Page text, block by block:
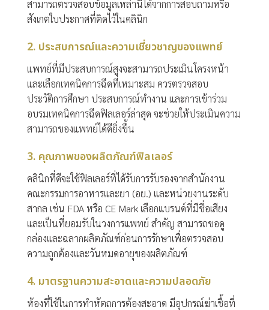
สามารถตรวจสอบข้อมูลเหล่านี้ได้จากการสอบถามหรือ
สังเกตใบประกาศที่ติดไว้ในคลินิก
2. ประสบการณ์และความเชี่ยวชาญของแพทย์
แพทย์ที่มีประสบการณ์สูงจะสามารถประเมินโครงหน้า
และเลือกเทคนิคการฉีดที่เหมาะสม ควรตรวจสอบ
ประวัติการศึกษา ประสบการณ์ทำงาน และการเข้าร่วม
อบรมเทคนิคการฉีดฟิลเลอร์ล่าสุด จะช่วยให้ประเมินความ
สามารถของแพทย์ได้ดียิ่งขึ้น
3. คุณภาพของผลิตภัณฑ์ฟิลเลอร์
คลินิกที่ดีจะใช้ฟิลเลอร์ที่ได้รับการรับรองจากสำนักงาน
คณะกรรมการอาหารและยา (อย.) และหน่วยงานระดับ
สากล เช่น FDA หรือ CE Mark เลือกแบรนด์ที่มีชื่อเสียง
และเป็นที่ยอมรับในวงการแพทย์ สำคัญ สามารถขอดู
กล่องและฉลากผลิตภัณฑ์ก่อนการรักษาเพื่อตรวจสอบ
ความถูกต้องและวันหมดอายุของผลิตภัณฑ์
4. มาตรฐานความสะอาดและความปลอดภัย
ห้องที่ใช้ในการทำหัตถการต้องสะอาด มีอุปกรณ์ฆ่าเชื้อที่